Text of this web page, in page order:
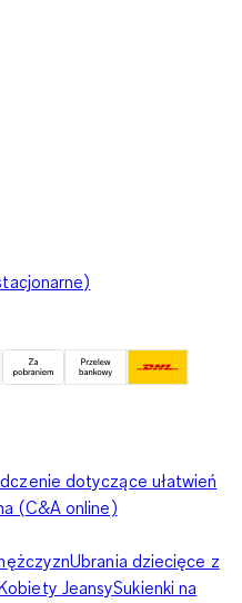
dotyczące ułatwień
(C&A online)
Ubrania dziecięce z
JeansySukienki na